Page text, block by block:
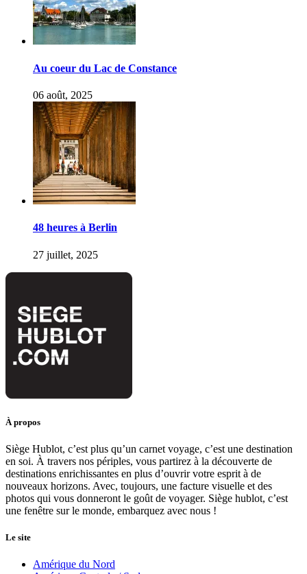
Au coeur du Lac de Constance
06 août, 2025
48 heures à Berlin
27 juillet, 2025
À propos
Siège Hublot, c’est plus qu’un carnet voyage, c’est une destination
en soi. À travers nos périples, vous partirez à la découverte de
destinations enrichissantes en plus d’ouvrir votre esprit à de
nouveaux horizons. Avec, toujours, une facture visuelle et des
photos qui vous donneront le goût de voyager. Siège hublot, c’est
une fenêtre sur le monde, embarquez avec nous !
Le site
Amérique du Nord